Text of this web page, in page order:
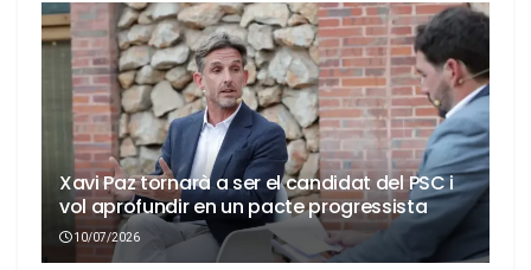
Xavi Paz tornarà a ser el candidat del PSC i
vol aprofundir en un pacte progressista
10/07/2026